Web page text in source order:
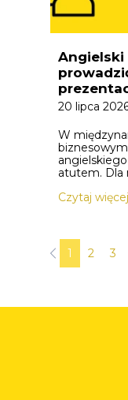
Angielski
20 lipca
W
atutem. Dla
Czytaj
1 2 3